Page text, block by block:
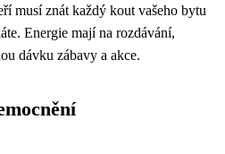
musí znát každý kout vašeho bytu
Energie mají na rozdávání,
dávku zábavy a akce.